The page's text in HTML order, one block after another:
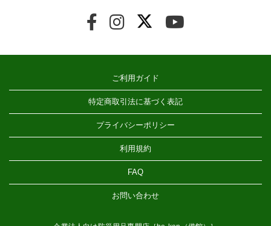
ご利用ガイド
特定商取引法に基づく表記
プライバシーポリシー
利用規約
FAQ
お問い合わせ